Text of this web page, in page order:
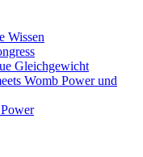
Wissen
Gleichgewicht
Womb Power und